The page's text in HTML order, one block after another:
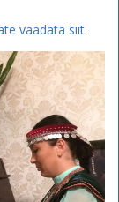
vaadata siit.